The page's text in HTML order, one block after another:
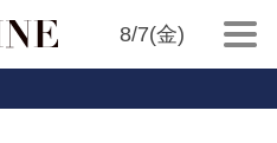
8/7(金)